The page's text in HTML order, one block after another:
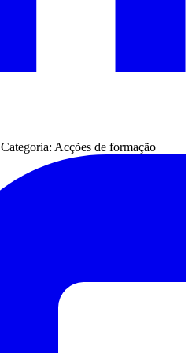
Categoria: Acções de formação